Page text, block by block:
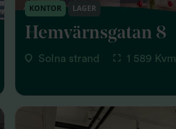
KONTOR LAGER
Hemvärnsgatan 8
Solna strand 1 589 Kvm